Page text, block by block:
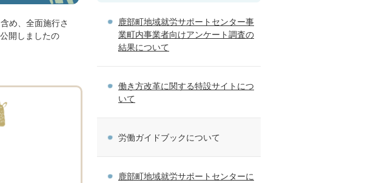
め、全面施行さ
開しましたの
鹿部町地域就労サポートセンター事
業町内事業者向けアンケート調査の
結果について
働き方改革に関する特設サイトにつ
いて
労働ガイドブックについて
鹿部町地域就労サポートセンターに